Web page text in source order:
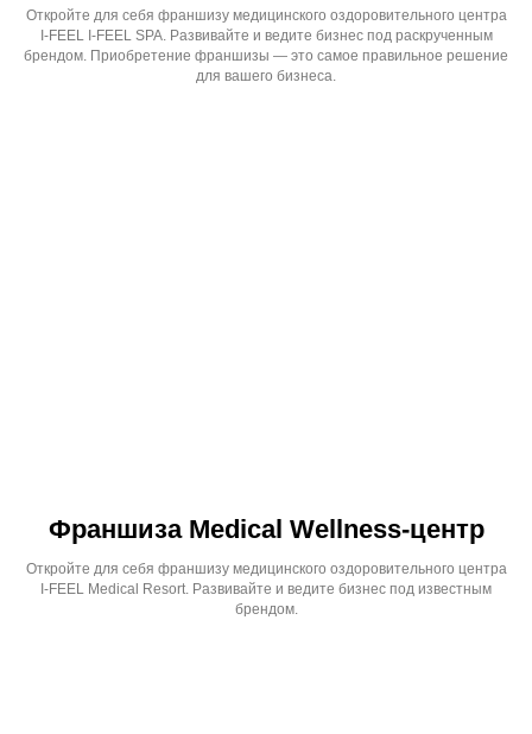
Откройте для себя франшизу медицинского оздоровительного центра
I-FEEL I-FEEL SPA. Развивайте и ведите бизнес под раскрученным
брендом. Приобретение франшизы — это самое правильное решение
для вашего бизнеса.
Франшиза Medical Wellness-центр
Откройте для себя франшизу медицинского оздоровительного центра
I-FEEL Medical Resort. Развивайте и ведите бизнес под известным
брендом.